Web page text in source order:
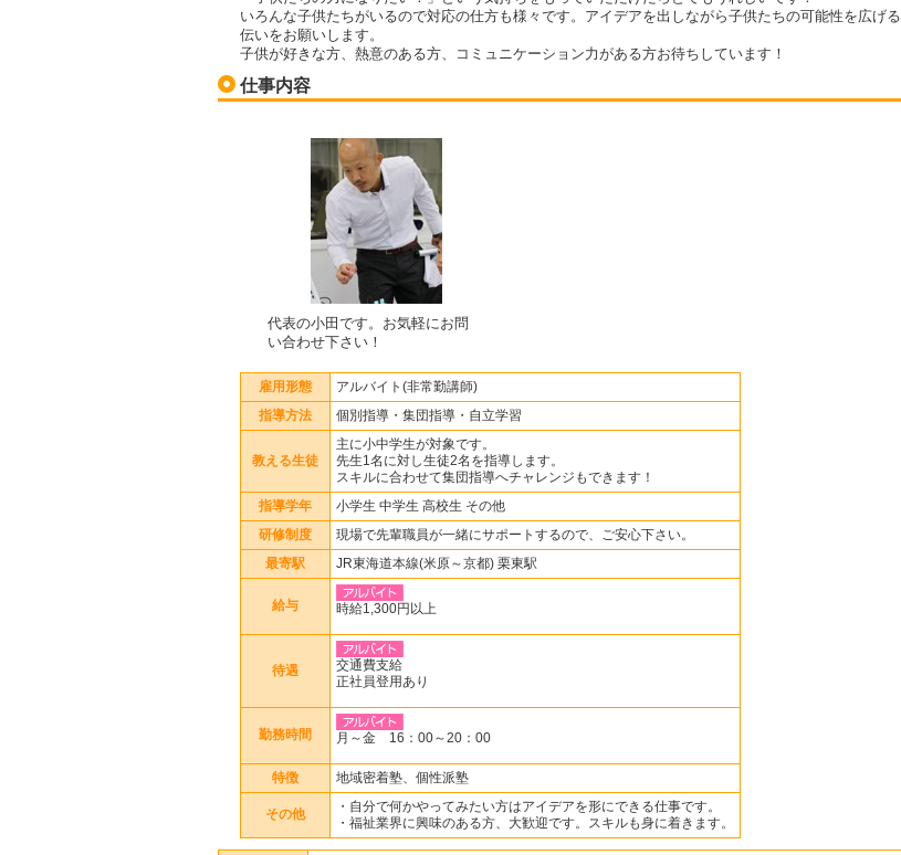
いろんな子供たちがいるので対応の仕方も様々です。アイデアを出しながら子供たちの可能性を広げ
伝いをお願いします。
子供が好きな方、熱意のある方、コミュニケーション力がある方お待ちしています！
仕事内容
代表の小田です。お気軽にお問
い合わせ下さい！
雇用形態 アルバイト(非常勤講師)
指導方法 個別指導・集団指導・自立学習
教える生徒
主に小中学生が対象です。
先生1名に対し生徒2名を指導します。
スキルに合わせて集団指導へチャレンジもできます！
指導学年 小学生 中学生 高校生 その他
研修制度 現場で先輩職員が一緒にサポートするので、ご安心下さい。
最寄駅 JR東海道本線(米原～京都) 栗東駅
給与 時給1,300円以上
待遇
交通費支給
正社員登用あり
勤務時間 月～金 16：00～20：00
特徴 地域密着塾、個性派塾
その他
・自分で何かやってみたい方はアイデアを形にできる仕事です。
・福祉業界に興味のある方、大歓迎です。スキルも身に着きます。